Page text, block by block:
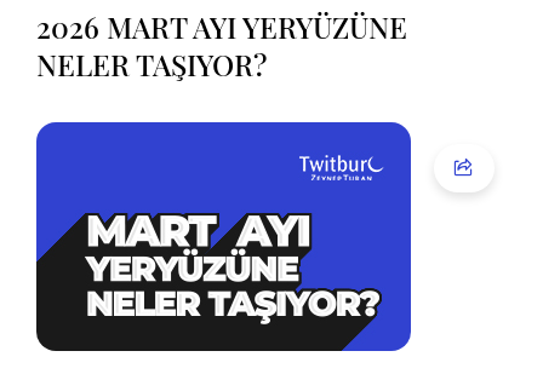
2026 MART AYI YERYÜZÜNE
NELER TAŞIYOR?